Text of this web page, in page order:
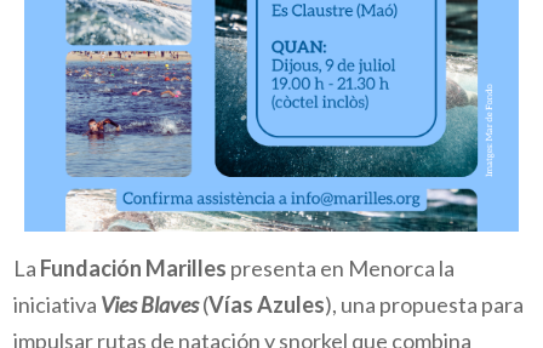
La Fundación Marilles presenta en Menorca la
iniciativa Vies Blaves(Vías Azules), una propuesta para
impulsar rutas de natación y snorkel que combina